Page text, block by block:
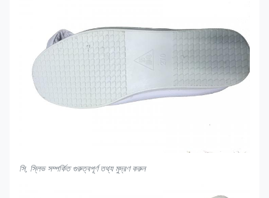
সি, স্লিভ সম্পর্কিত গুরুত্বপূর্ণ তথ্য মুদ্রণ করুন